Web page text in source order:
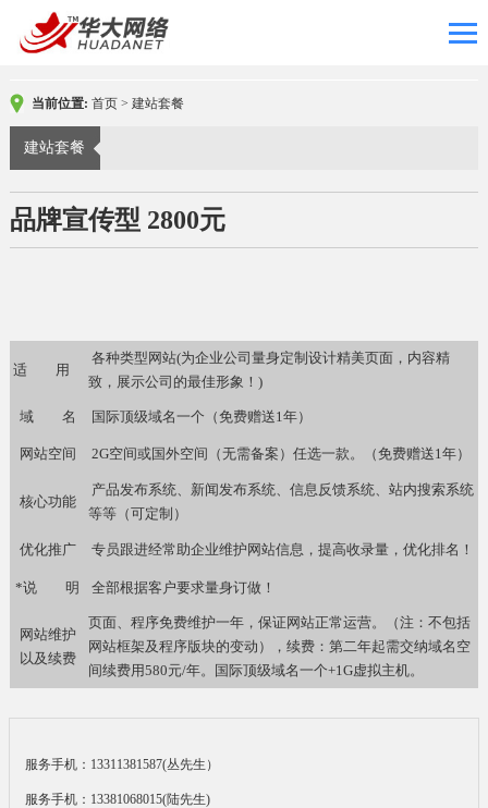
当前位置: 首页> 建站套餐
建站套餐
品牌宣传型 2800元
适 用
各种类型网站(为企业公司量身定制设计精美页面，内容精
致，展示公司的最佳形象！)
域 名 国际顶级域名一个（免费赠送1年）
网站空间 2G空间或国外空间（无需备案）任选一款。（免费赠送1年）
核心功能
产品发布系统、新闻发布系统、信息反馈系统、站内搜索系统
等等（可定制）
优化推广 专员跟进经常助企业维护网站信息，提高收录量，优化排名！
*说 明 全部根据客户要求量身订做！
网站维护
以及续费
页面、程序免费维护一年，保证网站正常运营。（注：不包括
网站框架及程序版块的变动），续费：第二年起需交纳域名空
间续费用580元/年。国际顶级域名一个+1G虚拟主机。
服务手机：13311381587(丛先生）
服务手机：13381068015(陆先生)